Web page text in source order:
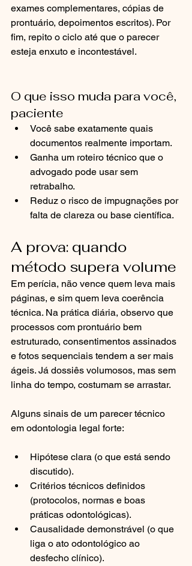
exames complementares, cópias de
prontuário, depoimentos escritos). Por
fim, repito o ciclo até que o parecer
esteja enxuto e incontestável.
O que isso muda para você,
paciente
Você sabe exatamente quais
documentos realmente importam.
Ganha um roteiro técnico que o
advogado pode usar sem
retrabalho.
Reduz o risco de impugnações por
falta de clareza ou base científica.
A prova: quando
método supera volume
Em perícia, não vence quem leva mais
páginas, e sim quem leva coerência
técnica. Na prática diária, observo que
processos com prontuário bem
estruturado, consentimentos assinados
e fotos sequenciais tendem a ser mais
ágeis. Já dossiês volumosos, mas sem
linha do tempo, costumam se arrastar.
Alguns sinais de um parecer técnico
em odontologia legal forte:
Hipótese clara (o que está sendo
discutido).
Critérios técnicos definidos
(protocolos, normas e boas
práticas odontológicas).
Causalidade demonstrável (o que
liga o ato odontológico ao
desfecho clínico).